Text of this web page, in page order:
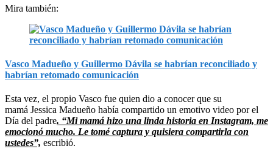
Mira también:
Vasco Madueño y Guillermo Dávila se habrían reconciliado y
habrían retomado comunicación
Esta vez, el propio Vasco fue quien dio a conocer que su
mamá Jessica Madueño había compartido un emotivo video por el
Día del padre. “Mi mamá hizo una linda historia en Instagram, me
emocionó mucho. Le tomé captura y quisiera compartirla con
ustedes”, escribió.